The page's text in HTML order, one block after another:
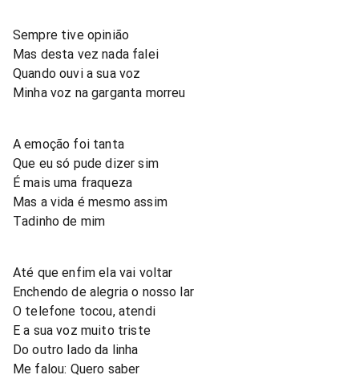
Sempre tive opinião
Mas desta vez nada falei
Quando ouvi a sua voz
Minha voz na garganta morreu
A emoção foi tanta
Que eu só pude dizer sim
É mais uma fraqueza
Mas a vida é mesmo assim
Tadinho de mim
Até que enfim ela vai voltar
Enchendo de alegria o nosso lar
O telefone tocou, atendi
E a sua voz muito triste
Do outro lado da linha
Me falou: Quero saber